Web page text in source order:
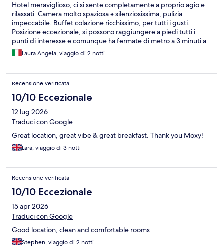
Hotel meraviglioso, ci si sente completamente a proprio agio e
rilassati. Camera molto spaziosa e silenziosissima, pulizia
impeccabile. Buffet colazione ricchissimo, per tutti i gusti.
Posizione eccezionale, si possono raggiungere a piedi tutti i
punti di interesse e comunque ha fermate di metro a 3 minuti a
piedi. Zona tranquilla nonostante sia centralissima, con ristoranti,
bar, negozi, tutto. Personale gentilissimo e super disponibile,
Laura Angela, viaggio di 2 notti
Recensione verificata
10/10 Eccezionale
12 lug 2026
Traduci con Google
Great location, great vibe & great breakfast. Thank you Moxy!
Lara, viaggio di 3 notti
Recensione verificata
10/10 Eccezionale
15 apr 2026
Traduci con Google
Good location, clean and comfortable rooms
Stephen, viaggio di 2 notti